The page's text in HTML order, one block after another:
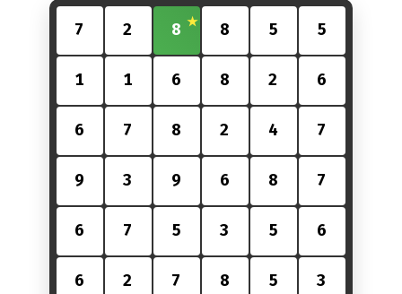
7 2 8 8 5 5
1 1 6 8 2 6
6 7 8 2 4 7
9 3 9 6 8 7
6 7 5 3 5 6
6 2 7 8 5 3